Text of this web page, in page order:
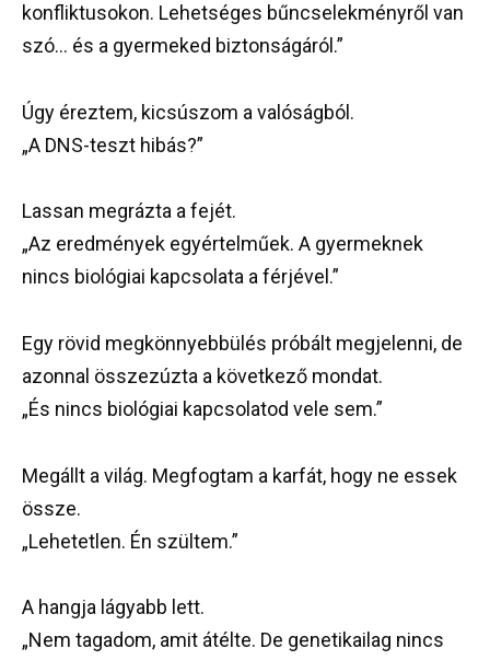
konfliktusokon. Lehetséges bűncselekményről van
szó… és a gyermeked biztonságáról.”
Úgy éreztem, kicsúszom a valóságból.
„A DNS-teszt hibás?”
Lassan megrázta a fejét.
„Az eredmények egyértelműek. A gyermeknek
nincs biológiai kapcsolata a férjével.”
Egy rövid megkönnyebbülés próbált megjelenni, de
azonnal összezúzta a következő mondat.
„És nincs biológiai kapcsolatod vele sem.”
Megállt a világ. Megfogtam a karfát, hogy ne essek
össze.
„Lehetetlen. Én szültem.”
A hangja lágyabb lett.
„Nem tagadom, amit átélte. De genetikailag nincs